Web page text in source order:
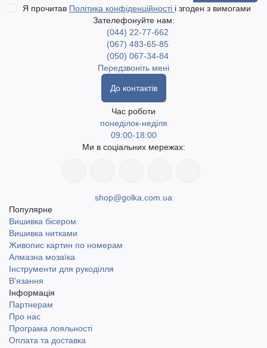
Я прочитав Політика конфіденційності і згоден з вимогами
Зателефонуйте нам:
(044) 22-77-662
(067) 483-65-85
(050) 067-34-84
Передзвоніть мені
До контактів
Час роботи
понеділок-неділя
09:00-18:00
Ми в соціальних мережах:
shop@golka.com.ua
Популярне
Вишивка бісером
Вишивка нитками
Живопис картин по номерам
Алмазна мозаїка
Інструменти для рукоділля
В'язання
Інформація
Партнерам
Про нас
Програма лояльності
Оплата та доставка